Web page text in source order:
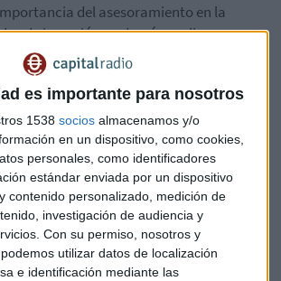
es importante para nosotros
1538 socios almacenamos y/o
en un dispositivo, como cookies,
personales, como identificadores
estándar enviada por un dispositivo
contenido personalizado, medición de
investigación de audiencia y
Con su permiso, nosotros y
utilizar datos de localización
e identificación mediante las
del asesoramiento en la
de inversión y además explica su
ideas de inversión, qué productos
y la importancia de la diversificación a la
nuestro patrimonio.